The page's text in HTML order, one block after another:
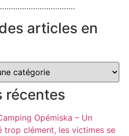
articles en
récentes
Opémiska – Un
trop clément, les victimes se